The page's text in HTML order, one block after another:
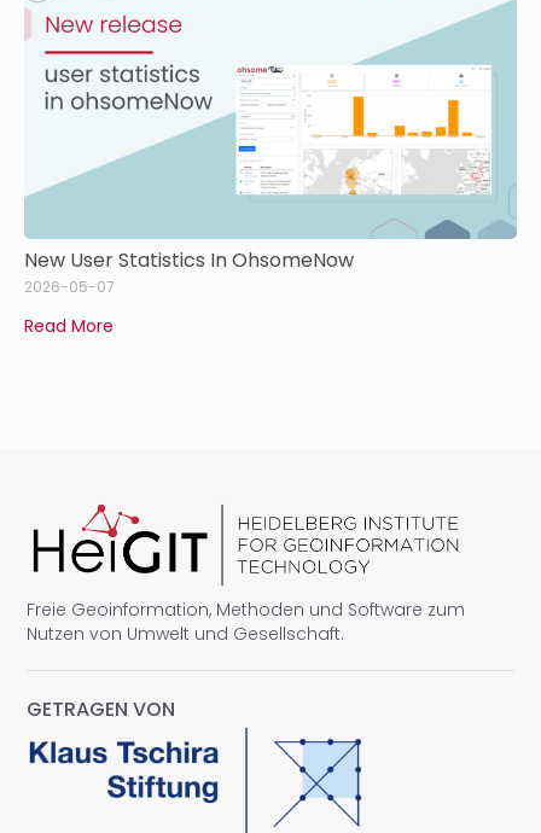
New User Statistics In OhsomeNow
2026-05-07
Read More
Freie Geoinformation, Methoden und Software zum
Nutzen von Umwelt und Gesellschaft.
GETRAGEN VON